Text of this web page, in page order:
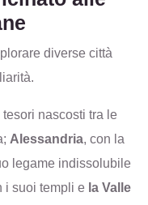
diverse città
nascosti tra le
Alessandria, con la
legame indissolubile
i suoi templi e la Valle